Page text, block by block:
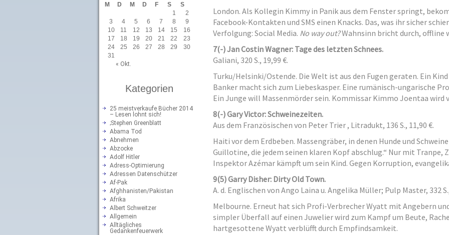
M
D M D F S S
« Okt.
1
2
3
4 5 6 7 8
9
10
11 12 13 14 15
16
17
18 19 20 21 22
23
24
25 26 27 28 29
30
31
Kategorien
25 meistverkaufe Bücher 2014
– Lesen lohnt sich!
;Stephen Greenblatt
Abama Tod
Abnehmen
Abzocke
Adolf Hitler
Adress-Optimierung
Adressen Datenschützer
Af-Pak
Afghhanisten/Pakistan
Afrika
Albert Schweitzer
Allgemein
Alltägliches
Gedankenfeuerwerk
London. Als Kollegin Kimmy in Panik aus dem Fenster springt,
Facebook-Kontakten und SMS einen Knacks. Das, was ihr sicher
Verfolgung: Social Media. No way out?Wahnsinn bricht durch, offline
7(-) Jan Costin Wagner: Tage des letzten Schnees.
Galiani, 320 S., 19,99 €.
Turku/Helsinki/Ostende. Die Welt ist aus den Fugen geraten. Ein
Banker macht sich zum Liebeskasper. Eine rumänisch-ungarische
Ein Junge will Massenmörder sein. Kommissar Kimmo Joentaa
8(-) Gary Victor: Schweinezeiten.
Aus dem Französischen von Peter Trier , Litradukt, 136 S., 11,90 €.
Haiti vor dem Erdbeben. Massengräber, in denen Hunde und
Guillotine, die jedem seinen klaren Kopf abschlug.“ Nur mit Tranpe,
Inspektor Azémar kämpft um sein Kind. Gegen Korruption,
9(5) Garry Disher: Dirty Old Town.
A. d. Englischen von Ango Laina u. Angelika Müller; Pulp Master, 332
Melbourne. Erneut hat sich Profi-Verbrecher Wyatt mit Angebern
simpler Überfall auf einen Juwelier wird zum Kampf um Beute,
hartgesottene Wyatt verblüfft durch Empfindsamkeit.